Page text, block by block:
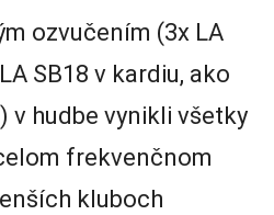
ozvučením (3x LA
SB18 v kardiu, ako
v hudbe vynikli všetky
frekvenčnom
kluboch